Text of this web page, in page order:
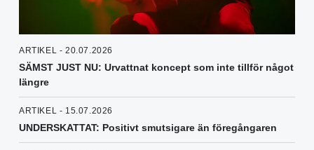
ARTIKEL - 20.07.2026
SÄMST JUST NU: Urvattnat koncept som inte tillför något
längre
ARTIKEL - 15.07.2026
UNDERSKATTAT: Positivt smutsigare än föregångaren